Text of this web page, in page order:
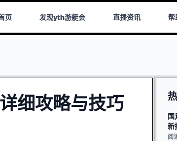
页 发现yth游艇会 直播资讯 帮
细攻略与技巧
国
新
阅